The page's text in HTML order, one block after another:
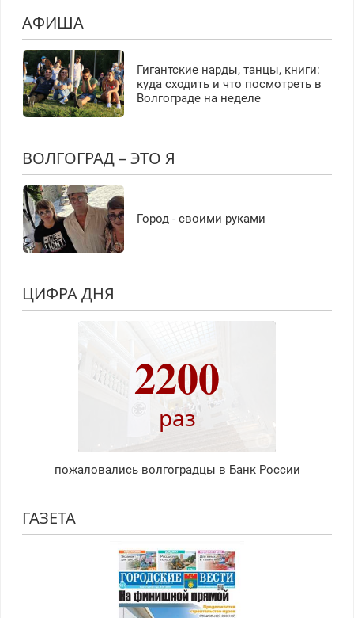
АФИША
Гигантские нарды, танцы, книги:
куда сходить и что посмотреть в
Волгограде на неделе
ВОЛГОГРАД – ЭТО Я
Город - своими руками
ЦИФРА ДНЯ
2200
раз
пожаловались волгоградцы в Банк России
ГАЗЕТА